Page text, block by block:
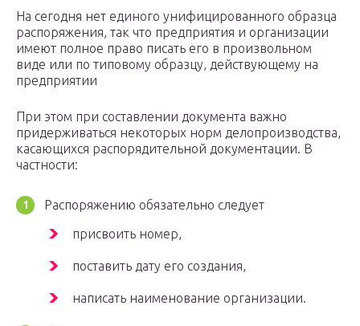
На сегодня нет единого унифицированного образца
распоряжения, так что предприятия и организации
имеют полное право писать его в произвольном
виде или по типовому образцу, действующему на
предприятии
При этом при составлении документа важно
придерживаться некоторых норм делопроизводства,
касающихся распорядительной документации. В
частности:
Распоряжению обязательно следует
присвоить номер,
поставить дату его создания,
написать наименование организации.